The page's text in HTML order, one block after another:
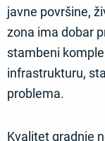
javne površine,
zona ima dobar
stambeni
infrastrukturu,
problema.
Kvalitet gradnje